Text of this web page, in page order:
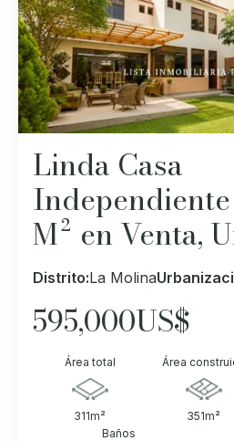
Linda Casa
Independiente
M² en Venta,
Distrito:La Molina
595,000US$
Área total
311m²
Área
351m²
Baños